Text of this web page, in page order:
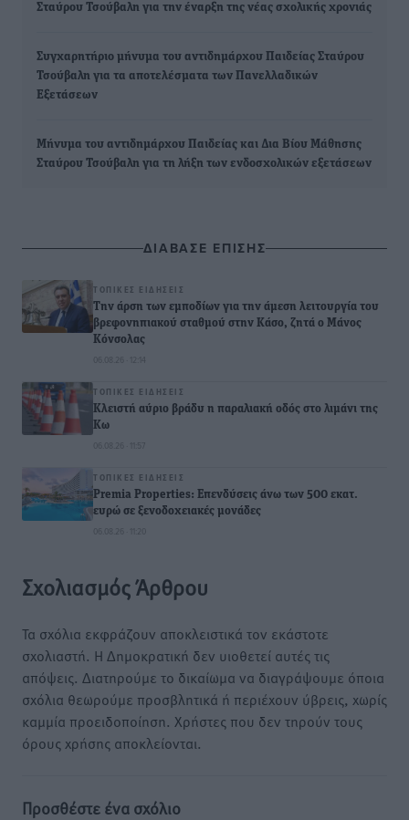
Σταύρου Τσούβαλη για την έναρξη της νέας σχολικής χρονιάς
Συγχαρητήριο μήνυμα του αντιδημάρχου Παιδείας Σταύρου
Τσούβαλη για τα αποτελέσματα των Πανελλαδικών
Εξετάσεων
Μήνυμα του αντιδημάρχου Παιδείας και Δια Βίου Μάθησης
Σταύρου Τσούβαλη για τη λήξη των ενδοσχολικών εξετάσεων
ΔΙΑΒΑΣΕ ΕΠΙΣΗΣ
ΤΟΠΙΚΈΣ ΕΙΔΉΣΕΙΣ
Την άρση των εμποδίων για την άμεση λειτουργία του
βρεφονηπιακού σταθμού στην Κάσο, ζητά ο Μάνος
Κόνσολας
06.08.26 · 12:14
ΤΟΠΙΚΈΣ ΕΙΔΉΣΕΙΣ
Κλειστή αύριο βράδυ η παραλιακή οδός στο λιμάνι της
Κω
06.08.26 · 11:57
ΤΟΠΙΚΈΣ ΕΙΔΉΣΕΙΣ
Premia Properties: Επενδύσεις άνω των 500 εκατ.
ευρώ σε ξενοδοχειακές μονάδες
06.08.26 · 11:20
Σχολιασμός Άρθρου
Τα σχόλια εκφράζουν αποκλειστικά τον εκάστοτε
σχολιαστή. Η Δημοκρατική δεν υιοθετεί αυτές τις
απόψεις. Διατηρούμε το δικαίωμα να διαγράψουμε όποια
σχόλια θεωρούμε προσβλητικά ή περιέχουν ύβρεις, χωρίς
καμμία προειδοποίηση. Χρήστες που δεν τηρούν τους
όρους χρήσης αποκλείονται.
Προσθέστε ένα σχόλιο